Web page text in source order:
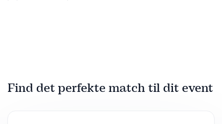
Find det perfekte match til dit event